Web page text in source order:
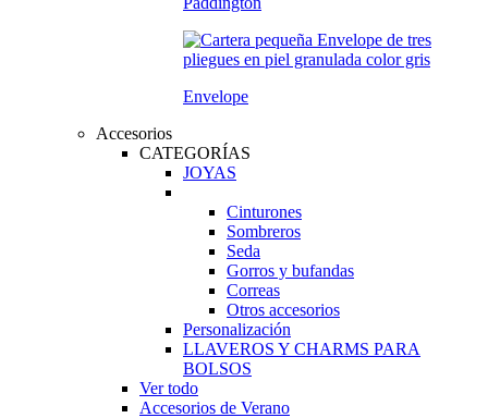
Envelope
Accesorios
CATEGORÍAS
JOYAS
Cinturones
Sombreros
Seda
Gorros y bufandas
Correas
Otros accesorios
Personalización
LLAVEROS Y CHARMS PARA
BOLSOS
Ver todo
Accesorios de Verano